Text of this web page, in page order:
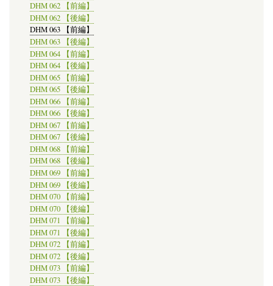
DHM 062 【前編】
DHM 062 【後編】
DHM 063 【前編】
DHM 063 【後編】
DHM 064 【前編】
DHM 064 【後編】
DHM 065 【前編】
DHM 065 【後編】
DHM 066 【前編】
DHM 066 【後編】
DHM 067 【前編】
DHM 067 【後編】
DHM 068 【前編】
DHM 068 【後編】
DHM 069 【前編】
DHM 069 【後編】
DHM 070 【前編】
DHM 070 【後編】
DHM 071 【前編】
DHM 071 【後編】
DHM 072 【前編】
DHM 072 【後編】
DHM 073 【前編】
DHM 073 【後編】